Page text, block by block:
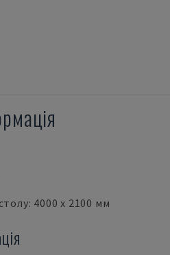
4000 x 2100 мм